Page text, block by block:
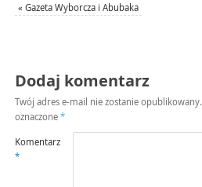
« Gazeta Wyborcza i Abubaka
Dodaj komentarz
Twój adres e-mail nie zostanie opublikowany.
oznaczone *
Komentarz
*